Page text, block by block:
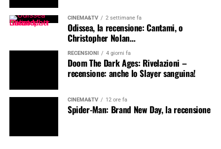
CINEMA&TV 2 settimane fa
Odissea, la recensione: Cantami, o
Christopher Nolan…
RECENSIONI 4 giorni fa
Doom The Dark Ages: Rivelazioni –
recensione: anche lo Slayer sanguina!
CINEMA&TV 12 ore fa
Spider-Man: Brand New Day, la recensione